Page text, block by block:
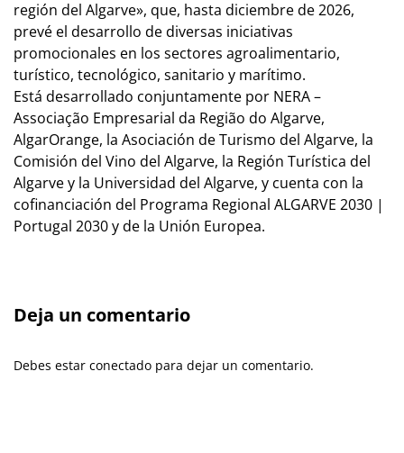
región del Algarve», que, hasta diciembre de 2026,
prevé el desarrollo de diversas iniciativas
promocionales en los sectores agroalimentario,
turístico, tecnológico, sanitario y marítimo.
Está desarrollado conjuntamente por NERA –
Associação Empresarial da Região do Algarve,
AlgarOrange, la Asociación de Turismo del Algarve, la
Comisión del Vino del Algarve, la Región Turística del
Algarve y la Universidad del Algarve, y cuenta con la
cofinanciación del Programa Regional ALGARVE 2030 |
Portugal 2030 y de la Unión Europea.
Deja un comentario
Debes estar conectado para dejar un comentario.